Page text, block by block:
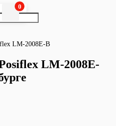
0
LM-2008E-B
LM-2008E-